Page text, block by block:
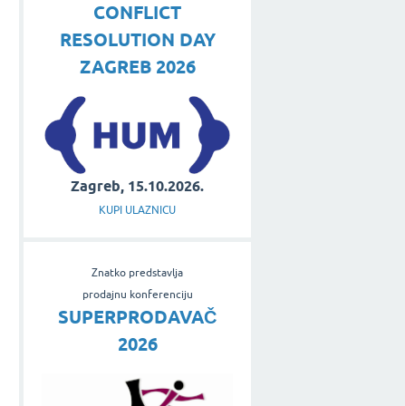
CONFLICT
RESOLUTION DAY
ZAGREB 2026
Zagreb, 15.10.2026.
KUPI ULAZNICU
Znatko predstavlja
prodajnu konferenciju
SUPERPRODAVAČ
2026